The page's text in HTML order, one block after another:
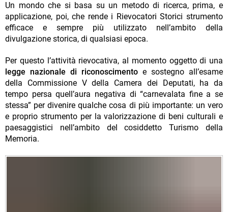
Un mondo che si basa su un metodo di ricerca, prima, e
applicazione, poi, che rende i Rievocatori Storici strumento
efficace e sempre più utilizzato nell’ambito della
divulgazione storica, di qualsiasi epoca.
Per questo l’attività rievocativa, al momento oggetto di una
legge nazionale di riconoscimento e sostegno all’esame
della Commissione V della Camera dei Deputati, ha da
tempo persa quell’aura negativa di “carnevalata fine a se
stessa” per divenire qualche cosa di più importante: un vero
e proprio strumento per la valorizzazione di beni culturali e
paesaggistici nell’ambito del cosiddetto Turismo della
Memoria.